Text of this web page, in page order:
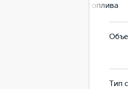
впрыск топлива
Тип